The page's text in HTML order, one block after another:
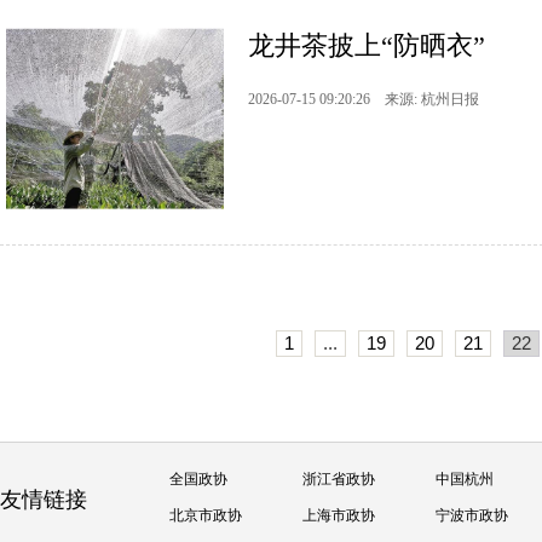
龙井茶披上“防晒衣”
2026-07-15 09:20:26 来源: 杭州日报
1 ... 19 20 21 22
友情链接
全国政协 浙江省政协 中国杭州
北京市政协 上海市政协 宁波市政协